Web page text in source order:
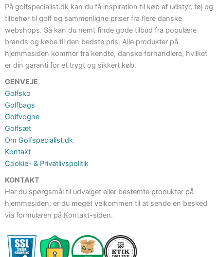
På golfspecialist.dk kan du få inspiration til køb af udstyr, tøj og
tilbehør til golf og sammenligne priser fra flere danske
webshops. Så kan du nemt finde gode tilbud fra populære
brands og købe til den bedste pris. Alle produkter på
hjemmesiden kommer fra kendte, danske forhandlere, hvilket
er din garanti for et trygt og sikkert køb.
GENVEJE
Golfsko
Golfbags
Golfvogne
Golfsæt
Om Golfspecialist.dk
Kontakt
Cookie- & Privatlivspolitik
KONTAKT
Har du spørgsmål til udvalget eller bestemte produkter på
hjemmesiden, er du meget velkommen til at sende en besked
via formularen på Kontakt-siden.